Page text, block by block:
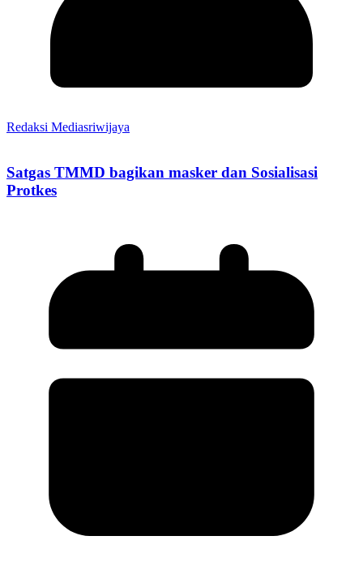
Redaksi Mediasriwijaya
Satgas TMMD bagikan masker dan Sosialisasi
Protkes